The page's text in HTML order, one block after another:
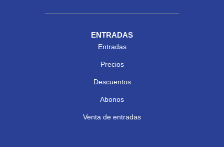
ENTRADAS
Entradas
Precios
Descuentos
Abonos
Venta de entradas